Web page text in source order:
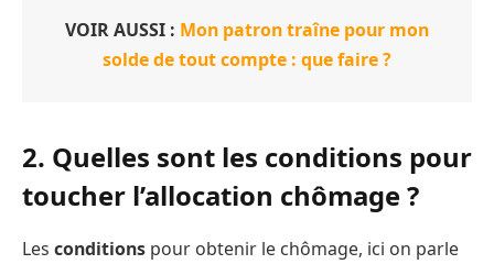
VOIR AUSSI : Mon patron traîne pour mon
solde de tout compte : que faire ?
2. Quelles sont les conditions pour
toucher l’allocation chômage ?
Les conditions pour obtenir le chômage, ici on parle